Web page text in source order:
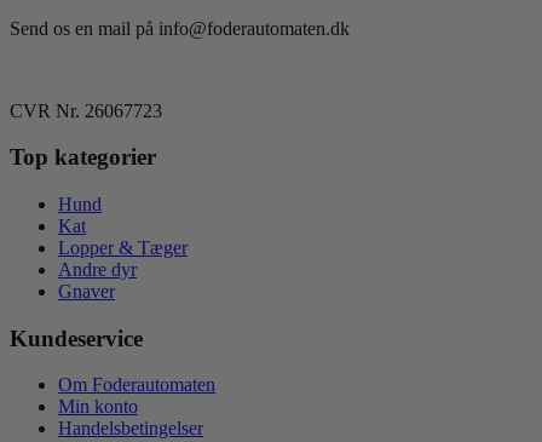
Send os en mail på info@foderautomaten.dk
CVR Nr. 26067723
Top kategorier
Hund
Kat
Lopper & Tæger
Andre dyr
Gnaver
Kundeservice
Om Foderautomaten
Min konto
Handelsbetingelser